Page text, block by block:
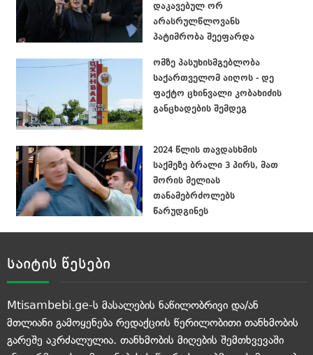
დაკავებულ ორ
არასრულწლოვანს
პატიმრობა შეეფარდა
ომზე პასუხისმგებლობა
საქართველომ აიღოს - დე
ფაქტო ცხინვალი კობახიძის
განცხადების შემდეგ
2024 წლის თავდასხმის
საქმეზე ბრალი 3 პირს, მათ
შორის მელიას
თანამებრძოლებს
წარუდგინეს
საიტის წესები
Mtisambebi.ge-ს მასალების ნაწილობრივი და/ან
მთლიანი გამოყენება რედაქციის წერილობითი თანხმობის
გარეშე აკრძალულია. თანხმობის მიღების შემთხვევაში